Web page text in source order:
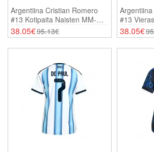
Argentiina Cristian Romero
#13 Kotipaita Naisten MM-
Kisat 2026 Lyhythihainen
38.05€95.13€
#13
Kisat
38.05€